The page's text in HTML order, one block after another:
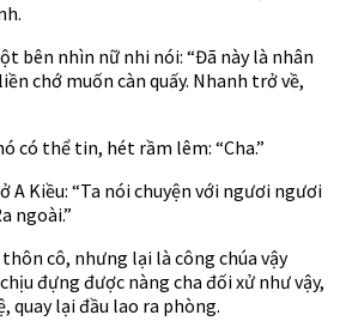
bên nhìn nữ nhi nói: “Đã này là nhân
chớ muốn càn quấy. Nhanh trở về,
có thể tin, hét rầm lêm: “Cha.”
A Kiều: “Ta nói chuyện với ngươi ngươi
ngoài.”
cô, nhưng lại là công chúa vậy
đựng được nàng cha đối xử như vậy,
lại đầu lao ra phòng.